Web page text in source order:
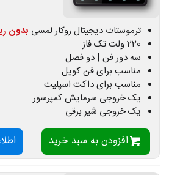
ترموستات دیجیتال روکار لمسی بدون
220 ولت تک فاز
سه دور فن | دو فصل
مناسب برای فن کویل
مناسب برای داکت اسپلیت
یک خروجی سرمایش کمپرسور
یک خروجی شیر برقی
افزودن به سبد خرید